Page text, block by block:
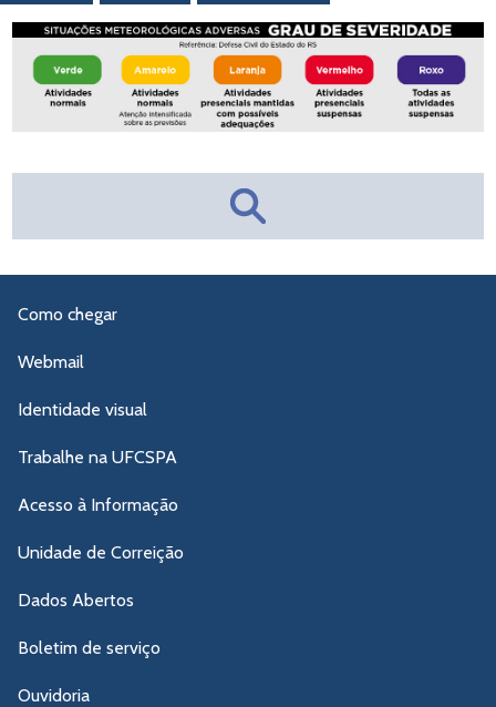
Como chegar
Webmail
Identidade visual
Trabalhe na UFCSPA
Acesso à Informação
Unidade de Correição
Dados Abertos
Boletim de serviço
Ouvidoria